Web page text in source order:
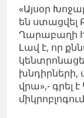
«Այսօր
են ստացվել
Ղարաբաղի
Լավ է, որ
խնդիրների,
վրա»,- գրել